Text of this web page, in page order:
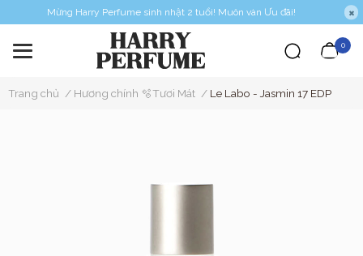
Mừng Harry Perfume sinh nhật 2 tuổi! Muôn vàn Ưu đãi!
0
Trang chủ / Hương chính 🫧Tươi Mát / Le Labo - Jasmin 17 EDP